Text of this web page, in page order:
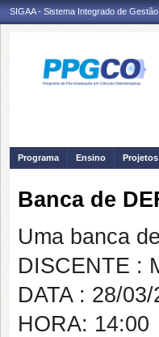
SIGAA - Sistema Integrado de
Programa Ensino
Banca de
Uma banca
DISCENTE :
DATA : 28/03/
HORA: 14:00